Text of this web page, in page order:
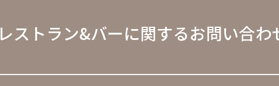
レストラン&バーに関するお問い合わ